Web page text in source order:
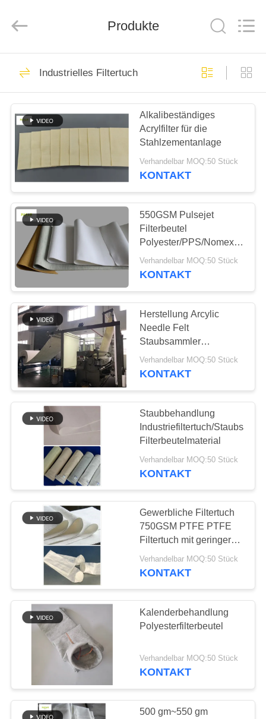
HAUS
PRODUKTE
ÜBER
UNS
FABRIK-
AUSFLUG
QUALITÄTSKONTROLLE
TRETEN
SIE
MIT
UNS
VERBINDUNG
NACHRICHTEN
FORDERN
SIE EIN
ZITAT
SITEMAP
DATENSCHUTZRICHTLINIE
Co.,Ltd..
Staubsammelfilterbeutel
115
Aramidfilterbeutel
99
Polyester-Filtertüte
Flüssigkeitsfilterbeutel
Filterbeutel aus
Glasfaser
45
Produkte
Industrielles Filtertuch
Alkalibeständiges
Acrylfilter für die
Stahlzementanlage
Verhandelbar MOQ:50 Stück
KONTAKT
550GSM Pulsejet
Filterbeutel
Polyester/PPS/Nomex/PTFE/
Nadelfelt
Verhandelbar MOQ:50 Stück
KONTAKT
Herstellung Arcylic
Needle Felt
Staubsammler
Filterbeutel für die
Asphaltindustrie
Verhandelbar MOQ:50 Stück
KONTAKT
Staubbehandlung
Industriefiltertuch/
Filterbeutelmaterial
Verhandelbar MOQ:50 Stück
KONTAKT
Gewerbliche Filtertuch
750GSM PTFE PTFE
Filtertuch mit geringer
Schrumpfrate
Verhandelbar MOQ:50 Stück
KONTAKT
Kalenderbehandlung
Polyesterfilterbeutel
Verhandelbar MOQ:50 Stück
KONTAKT
500 gm~550 gm